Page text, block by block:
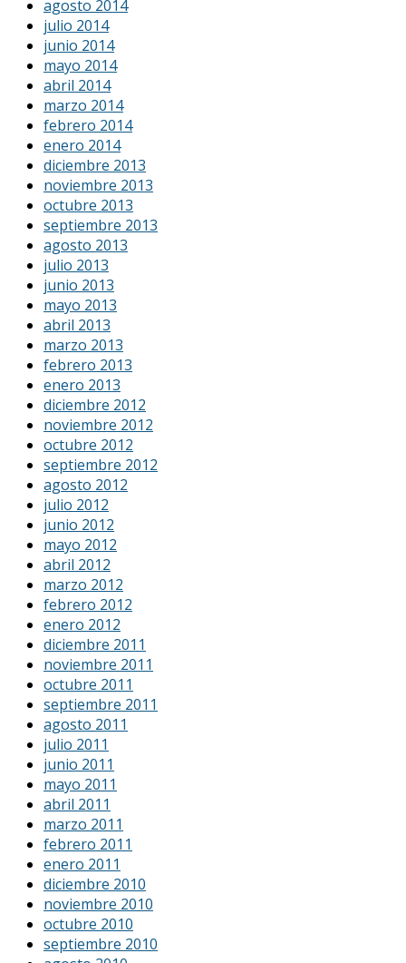
agosto 2014
julio 2014
junio 2014
mayo 2014
abril 2014
marzo 2014
febrero 2014
enero 2014
diciembre 2013
noviembre 2013
octubre 2013
septiembre 2013
agosto 2013
julio 2013
junio 2013
mayo 2013
abril 2013
marzo 2013
febrero 2013
enero 2013
diciembre 2012
noviembre 2012
octubre 2012
septiembre 2012
agosto 2012
julio 2012
junio 2012
mayo 2012
abril 2012
marzo 2012
febrero 2012
enero 2012
diciembre 2011
noviembre 2011
octubre 2011
septiembre 2011
agosto 2011
julio 2011
junio 2011
mayo 2011
abril 2011
marzo 2011
febrero 2011
enero 2011
diciembre 2010
noviembre 2010
octubre 2010
septiembre 2010